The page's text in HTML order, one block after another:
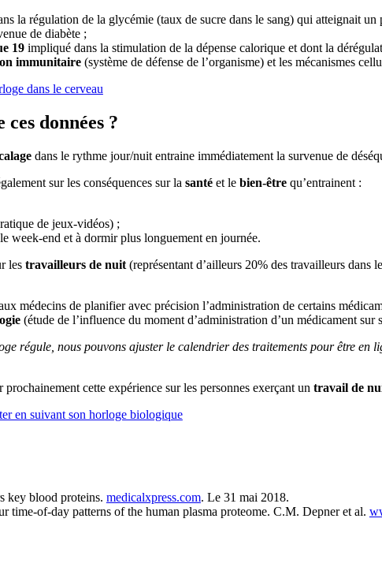
la régulation de la glycémie (taux de sucre dans le sang) qui atteignait
de diabète ;
19impliqué dans la stimulation de la dépense calorique et dont la
immunitaire(système de défense de l’organisme) et les mécanismes
dans le cerveau
données ?
dans le rythme jour/nuit entraine immédiatement la survenue de
sur les conséquences sur la santéet le bien-êtrequ’entrainent :
de jeux-vidéos) ;
week-end et à dormir plus longuement en journée.
les travailleurs de nuit(représentant d’ailleurs 20% des travailleurs dans
médecins de planifier avec précision l’administration de certains
(étude de l’influence du moment d’administration d’un médicament sur
régule, nous pouvons ajuster le calendrier des traitements pour être en
cette expérience sur les personnes exerçant un travail de
en suivant son horloge biologique
key blood proteins. medicalxpress.com. Le 31 mai 2018.
time-of-day patterns of the human plasma proteome. C.M. Depner et al.